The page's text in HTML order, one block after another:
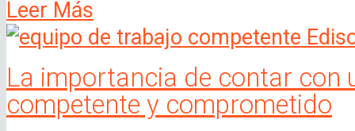
Leer Más
La importancia de contar con
competente y comprometido